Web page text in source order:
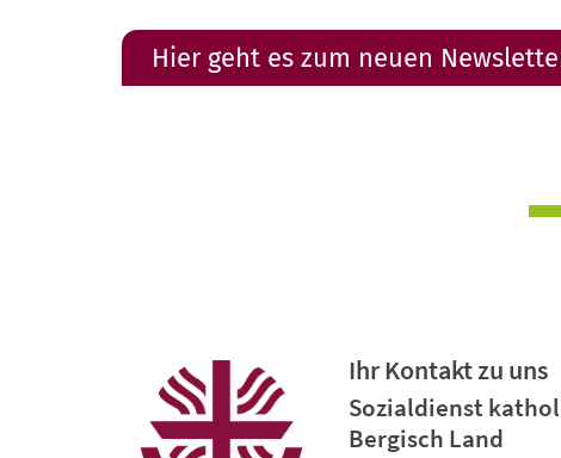
Hier geht es zum neuen
Ihr Kontakt zu uns
Sozialdienst
Bergisch Land